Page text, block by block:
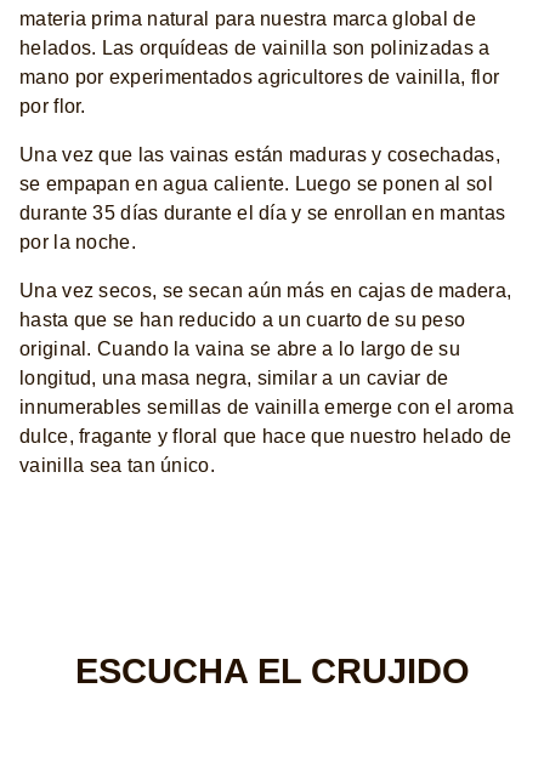
materia prima natural para nuestra marca global de
helados. Las orquídeas de vainilla son polinizadas a
mano por experimentados agricultores de vainilla, flor
por flor.
Una vez que las vainas están maduras y cosechadas,
se empapan en agua caliente. Luego se ponen al sol
durante 35 días durante el día y se enrollan en mantas
por la noche.
Una vez secos, se secan aún más en cajas de madera,
hasta que se han reducido a un cuarto de su peso
original. Cuando la vaina se abre a lo largo de su
longitud, una masa negra, similar a un caviar de
innumerables semillas de vainilla emerge con el aroma
dulce, fragante y floral que hace que nuestro helado de
vainilla sea tan único.
ESCUCHA EL CRUJIDO